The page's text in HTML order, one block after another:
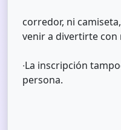
corredor, ni
venir a divertirte con
∙La inscripción
persona.